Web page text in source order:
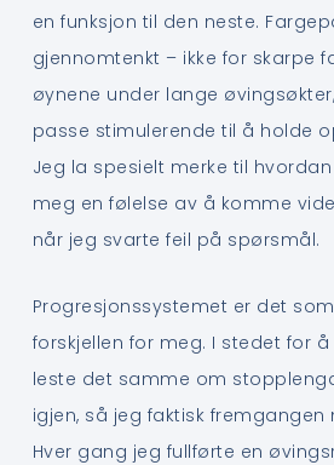
en funksjon til den neste.
gjennomtenkt – ikke for skarpe
øynene under lange
passe stimulerende til å holde
Jeg la spesielt merke til
meg en følelse av å komme
når jeg svarte feil på spørsmål.
Progresjonssystemet er det
forskjellen for meg. I stedet for
leste det samme om
igjen, så jeg faktisk fremgangen
Hver gang jeg fullførte en